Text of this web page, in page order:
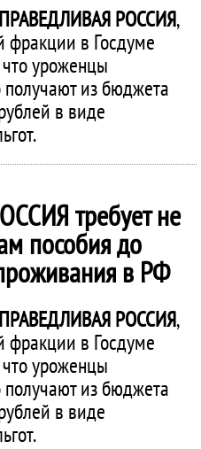
РОССИЯ,
фракции в Госдуме
уроженцы
из бюджета
в виде
требует не
пособия до
в РФ
РОССИЯ,
фракции в Госдуме
уроженцы
из бюджета
в виде